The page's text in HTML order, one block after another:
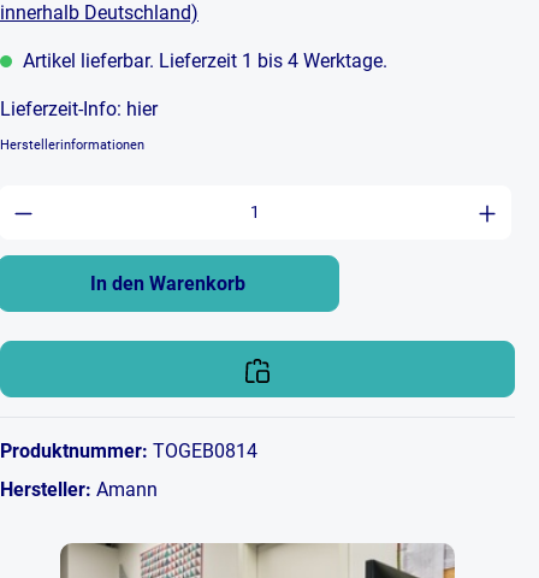
innerhalb Deutschland)
Artikel lieferbar. Lieferzeit 1 bis 4 Werktage.
Lieferzeit-Info: hier
Herstellerinformationen
Anzahl: Gib den gewünschten Wert
In den Warenkorb
Produktnummer: TOGEB0814
Hersteller: Amann